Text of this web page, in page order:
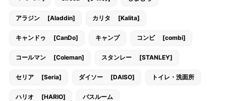
アラジン [Aladdin] カリタ [Kalita]
キャンドゥ [CanDo] キャンプ コンビ [combi]
コールマン [Coleman] スタンレー [STANLEY]
セリア [Seria] ダイソー [DAISO] トイレ・洗面所
ハリオ [HARIO] バスルーム